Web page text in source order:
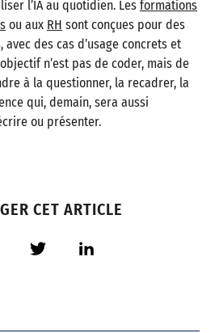
l’IA au quotidien. Les formations
ou aux RH sont conçues pour des
des cas d’usage concrets et
n’est pas de coder, mais de
à la questionner, la recadrer, la
qui, demain, sera aussi
ou présenter.
CET ARTICLE